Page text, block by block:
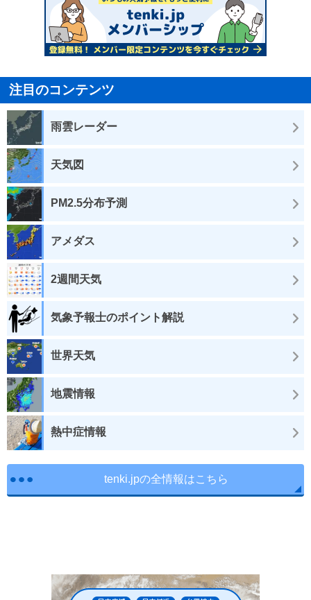
注目のコンテンツ
雨雲レーダー
天気図
PM2.5分布予測
アメダス
2週間天気
気象予報士のポイント解説
世界天気
地震情報
熱中症情報
tenki.jpの全情報はこちら